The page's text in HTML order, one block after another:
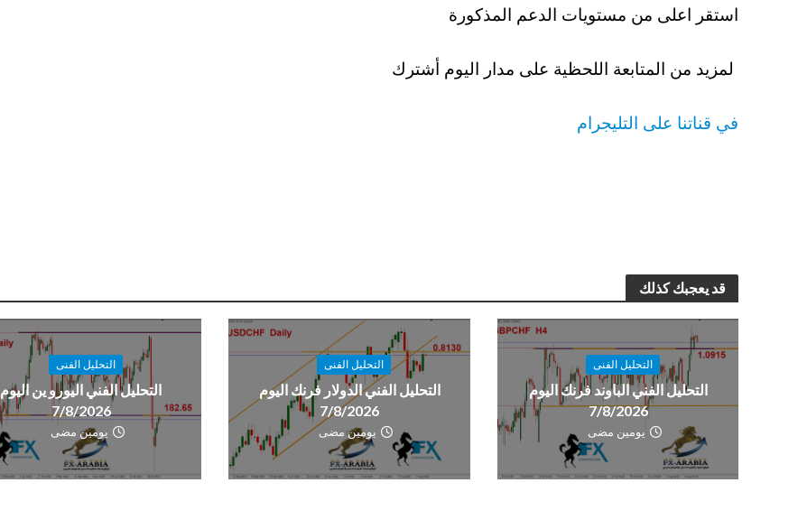
استقر اعلى من مستويات الدعم المذكورة
لمزيد من المتابعة اللحظية على مدار اليوم أشترك
في قناتنا على التليجرام
قد يعجبك كذلك
التحليل الفنى
التحليل الفني الباوند فرنك اليوم
7/8/2026
يومين مضى
التحليل الفنى
التحليل الفني الدولار فرنك اليوم
7/8/2026
يومين مضى
التحليل الفنى
التحليل الفني اليورو ين اليوم
7/8/2026
يومين مضى